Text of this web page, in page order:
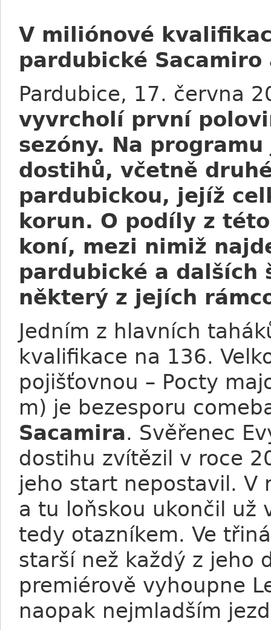
V miliónové
pardubické
Pardubice, 17. června
vyvrcholí první
sezóny. Na
dostihů, včetně
pardubickou, jejíž
korun. O podíly z
koní, mezi nimiž
pardubické a
některý z jejích
Jedním z hlavních
kvalifikace na 136.
pojišťovnou – Pocty
m) je bezesporu
Sacamira. Svěřenec
dostihu zvítězil v roce
jeho start nepostavil. V
a tu loňskou ukončil už
tedy otazníkem. Ve
starší než každý z jeho
premiérově vyhoupne
naopak nejmladším